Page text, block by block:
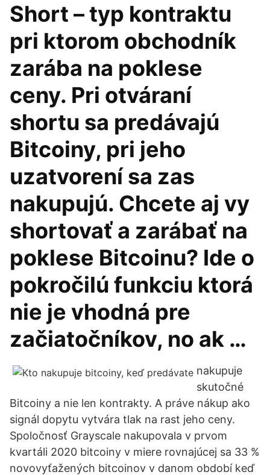
Short – typ kontraktu
pri ktorom obchodník
zarába na poklese
ceny. Pri otváraní
shortu sa predávajú
Bitcoiny, pri jeho
uzatvorení sa zas
nakupujú. Chcete aj vy
shortovať a zarábať na
poklese Bitcoinu? Ide o
pokročilú funkciu ktorá
nie je vhodná pre
začiatočníkov, no ak …
nakupuje
skutočné
Bitcoiny a nie len kontrakty. A práve nákup ako
signál dopytu vytvára tlak na rast jeho ceny.
Spoločnosť Grayscale nakupovala v prvom
kvartáli 2020 bitcoiny v miere rovnajúcej sa 33 %
novovyťažených bitcoinov v danom období keď